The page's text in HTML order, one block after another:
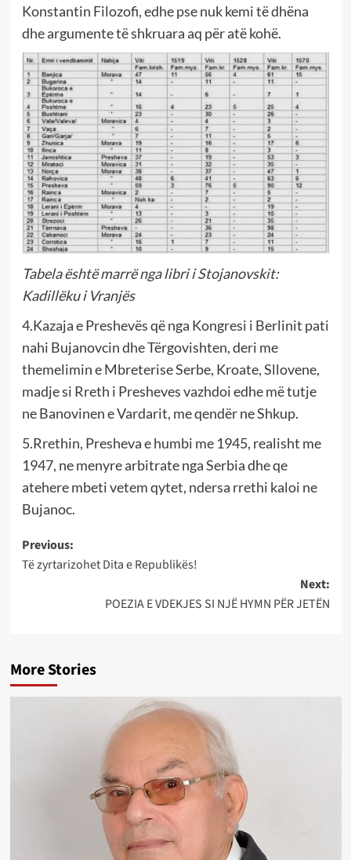
Konstantin Filozofi, edhe pse nuk kemi të dhëna
dhe argumente të shkruara aq për atë kohë.
Tabela është marrë nga libri i Stojanovskit:
Kadillëku i Vranjës
4.Kazaja e Preshevës që nga Kongresi i Berlinit pati
nahi Bujanovcin dhe Tërgovishten, deri me
themelimin e Mbreterise Serbe, Kroate, Sllovene,
madje si Rreth i Presheves vazhdoi edhe më tutje
ne Banovinen e Vardarit, me qendër ne Shkup.
5.Rrethin, Presheva e humbi me 1945, realisht me
1947, ne menyre arbitrate nga Serbia dhe qe
atehere mbeti vetem qytet, ndersa rrethi kaloi ne
Bujanoc.
Post
navigation
Previous:
Të zyrtarizohet Dita e Republikës!
Next:
POEZIA E VDEKJES SI NJË HYMN PËR JETËN
More Stories